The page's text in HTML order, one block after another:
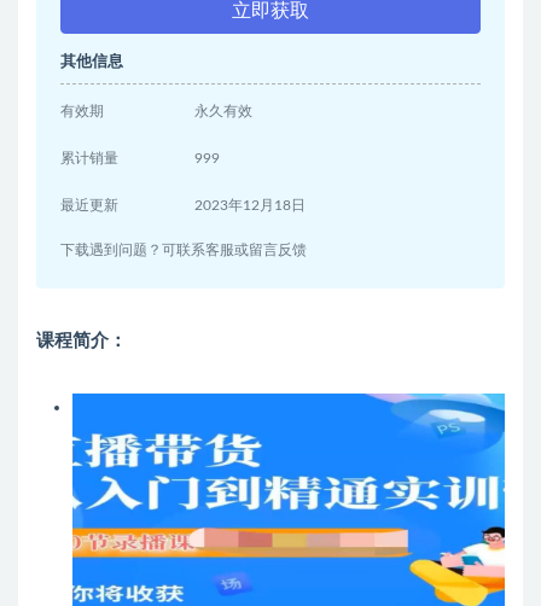
立即获取
其他信息
有效期 永久有效
累计销量 999
最近更新 2023年12月18日
下载遇到问题？可联系客服或留言反馈
课程简介：